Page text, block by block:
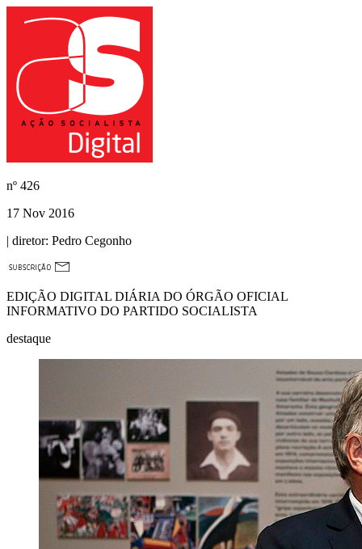
nº 426
17 Nov 2016
| diretor: Pedro Cegonho
EDIÇÃO DIGITAL DIÁRIA DO ÓRGÃO OFICIAL
INFORMATIVO DO PARTIDO SOCIALISTA
destaque